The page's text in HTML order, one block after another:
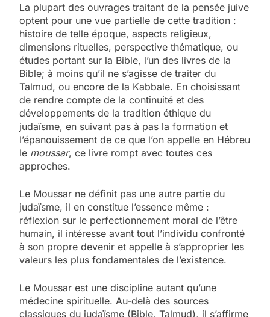
La plupart des ouvrages traitant de la pensée juive
optent pour une vue partielle de cette tradition :
histoire de telle époque, aspects religieux,
dimensions rituelles, perspective thématique, ou
études portant sur la Bible, l’un des livres de la
Bible; à moins qu’il ne s’agisse de traiter du
Talmud, ou encore de la Kabbale. En choisissant
de rendre compte de la continuité et des
développements de la tradition éthique du
judaïsme, en suivant pas à pas la formation et
l’épanouissement de ce que l’on appelle en Hébreu
le moussar, ce livre rompt avec toutes ces
approches.
Le Moussar ne définit pas une autre partie du
judaïsme, il en constitue l’essence même :
réflexion sur le perfectionnement moral de l’être
humain, il intéresse avant tout l’individu confronté
à son propre devenir et appelle à s’approprier les
valeurs les plus fondamentales de l’existence.
Le Moussar est une discipline autant qu’une
médecine spirituelle. Au-delà des sources
classiques du judaïsme (Bible, Talmud), il s’affirme